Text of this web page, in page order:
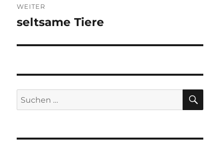
WEITER
Nächster
seltsame Tiere
Suchen
nach: